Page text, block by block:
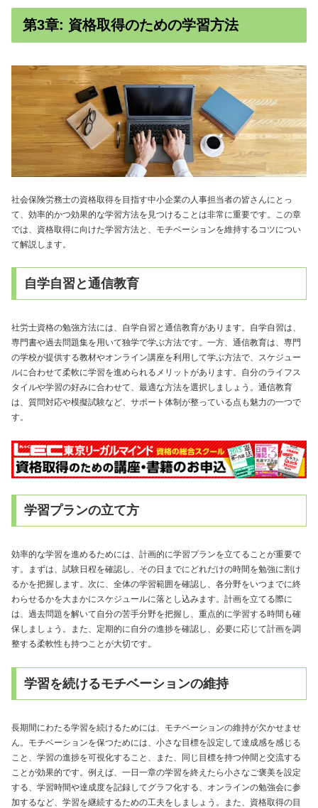
第3章: 資格取得のための学習方法
社会保険労務士の資格取得を目指す中小企業の人事担当者の皆さんにとっ
て、効率的かつ効果的な学習方法を見つけることは非常に重要です。この章
では、資格取得に向けた学習方法と、モチベーションを維持するコツについ
て解説します。
自学自習と通信教育
社労士資格の勉強方法には、自学自習と通信教育があります。自学自習は、
専門書や過去問題集を用いて独学で学ぶ方法です。一方、通信教育は、専門
の学校が提供する教材やオンライン講座を利用して学ぶ方法で、スケジュー
ルに合わせて柔軟に学習を進められるメリットがあります。自分のライフス
タイルや学習の好みに合わせて、最適な方法を選択しましょう。通信教育
は、質問対応や模擬試験など、サポート体制が整っている点も魅力の一つで
す。
学習プランの立て方
効率的な学習を進めるためには、計画的に学習プランを立てることが重要で
す。まずは、試験日程を確認し、その日までにどれだけの時間を勉強に割け
るかを把握します。次に、全体の学習範囲を確認し、各分野をいつまでに終
わらせるかを大まかにスケジュールに落とし込みます。計画を立てる際に
は、過去問題を解いて自分の苦手分野を把握し、重点的に学習する時間も確
保しましょう。また、定期的に自分の進捗を確認し、必要に応じて計画を調
整する柔軟性も持つことが大切です。
学習を続けるモチベーションの維持
長期間にわたる学習を続けるためには、モチベーションの維持が欠かせませ
ん。モチベーションを保つためには、小さな目標を設定して達成感を感じる
こと、学習の進捗を可視化すること、また、同じ目標を持つ仲間と交流する
ことが効果的です。例えば、一日一章の学習を終えたら小さなご褒美を設定
する、学習時間や達成度を記録してグラフ化する、オンラインの勉強会に参
加するなど、学習を継続するための工夫をしましょう。また、資格取得の目